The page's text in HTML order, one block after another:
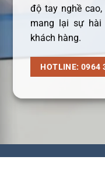
độ tay nghề
mang lại sự
khách hàng.
HOTLINE: 0964